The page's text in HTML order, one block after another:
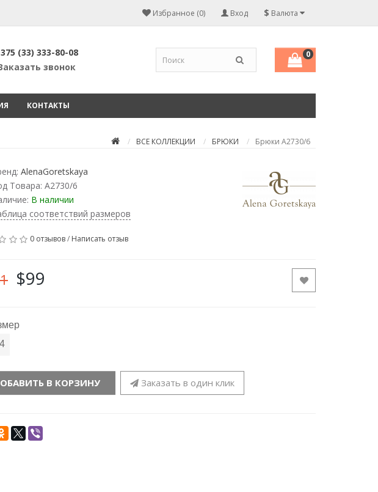
$ Валюта
Вход
Избранное (0)
(33) 333-80-08
звонок
0
КОНТАКТЫ
ВСЕ КОЛЛЕКЦИИ БРЮКИ Брюки А2730/6
AlenaGoretskaya
Товара: А2730/6
В наличии
соответствий размеров
0 отзывов/ Написать отзыв
$99
В КОРЗИНУ Заказать в один клик